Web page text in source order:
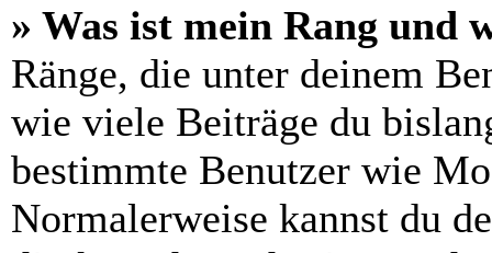
» Was ist mein Rang und
Ränge, die unter deinem
wie viele Beiträge du
bestimmte Benutzer wie
Normalerweise kannst du